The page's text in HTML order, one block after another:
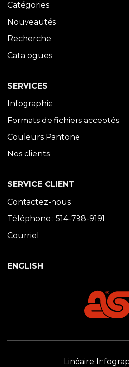
Catégories
Nouveautés
Recherche
Catalogues
SERVICES
Infographie
Formats de fichiers acceptés
Couleurs Pantone
Nos clients
SERVICE CLIENT
Contactez-nous
Téléphone : 514-798-9191
Courriel
ENGLISH
Linéaire